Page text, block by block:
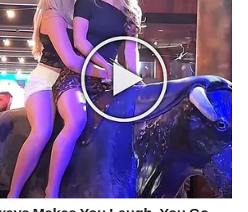
izazovima. Njena predanost zdravlju i
kao podsticaj svima nama da
i donesemo bolje odluke.U eri kada
često smatraju normom, važno je
dugotrajan proces koji zahtijeva
S pravim pristupom i podrškom, svako od
verzija sebe.